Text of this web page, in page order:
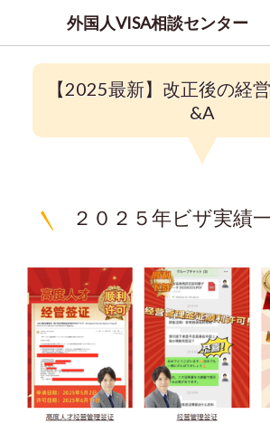
外国人VISA相談センター
【2025最新】改正後の経
&A
２０２５年ビザ実績